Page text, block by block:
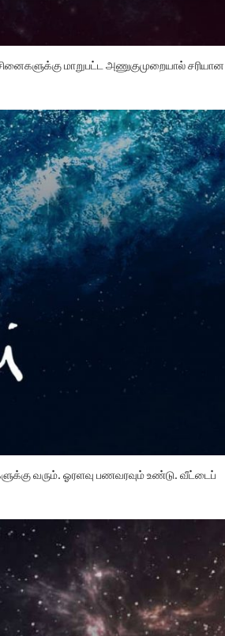
மாறுபட்ட அணுகுமுறையால் சரியான
வரும். ஓரளவு பணவரவும் உண்டு. வீட்டைப்